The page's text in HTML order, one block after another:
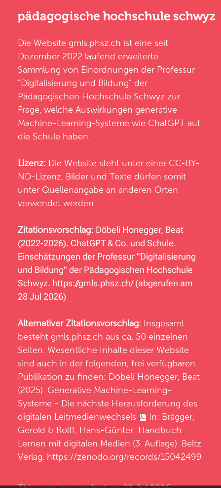
Die Website gmls.phsz.ch ist eine seit
Dezember 2022 laufend erweiterte
Sammlung von Einordnungen der Professur
"Digitalisierung und Bildung" der
Pädagogischen Hochschule Schwyz zur
Frage, welche Auswirkungen generative
Machine-Learning-Systeme wie ChatGPT auf
die Schule haben.
Lizenz: Die Website steht unter einer CC-BY-
ND-Lizenz, Bilder und Texte dürfen somit
unter Quellenangabe an anderen Orten
verwendet werden.
Zitationsvorschlag: Döbeli Honegger, Beat
(2022-2026). ChatGPT & Co. und Schule.
Einschätzungen der Professur "Digitalisierung
und Bildung" der Pädagogischen Hochschule
Schwyz. https://gmls.phsz.ch/(abgerufen am
28 Jul 2026)
Alternativer Zitationsvorschlag: Insgesamt
besteht gmls.phsz.ch aus ca. 50 einzelnen
Seiten. Wesentliche Inhalte dieser Website
sind auch in der folgenden, frei verfügbaren
Publikation zu finden: Döbeli Honegger, Beat
(2025). Generative Machine-Learning-
Systeme - Die nächste Herausforderung des
digitalen Leitmedienwechsels
In: Brägger,
Gerold & Rolff, Hans-Günter: Handbuch
Lernen mit digitalen Medien (3. Auflage). Beltz
Verlag. https://zenodo.org/records/15042499